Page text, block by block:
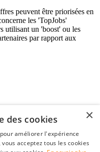
peuvent être priorisées en
les 'TopJobs'
utilisant un 'boost' ou les
par rapport aux
×
des cookies
améliorer l'expérience
acceptez tous les cookies